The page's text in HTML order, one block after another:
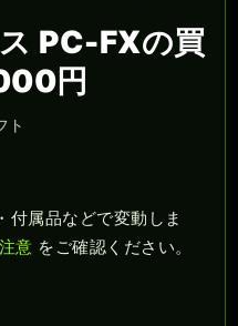
PC-FXの買
円
ト
付属品などで変動しま
意 をご確認ください。